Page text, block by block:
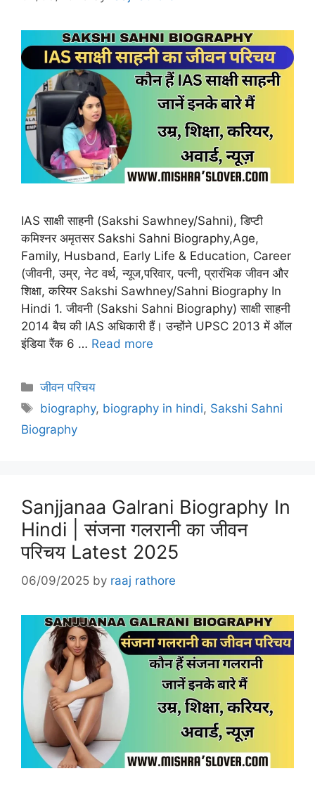
IAS साक्षी साहनी (Sakshi Sawhney/Sahni), डिप्टी
कमिश्नर अमृतसर Sakshi Sahni Biography,Age,
Family, Husband, Early Life & Education, Career
(जीवनी, उम्र, नेट वर्थ, न्यूज,परिवार, पत्नी, प्रारंभिक जीवन और
शिक्षा, करियर Sakshi Sawhney/Sahni Biography In
Hindi 1. जीवनी (Sakshi Sahni Biography) साक्षी साहनी
2014 बैच की IAS अधिकारी हैं। उन्होंने UPSC 2013 में ऑल
इंडिया रैंक 6 … Read more
Categories
जीवन परिचय
Tags
biography, biography in hindi, Sakshi Sahni
Biography
Sanjjanaa Galrani Biography In
Hindi | संजना गलरानी का जीवन
परिचय Latest 2025
06/09/2025 by raaj rathore